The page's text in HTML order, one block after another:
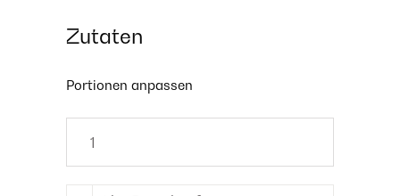
Zutaten
Portionen anpassen